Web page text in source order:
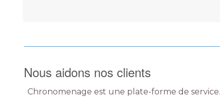
Nous aidons nos clients
Chronomenage est une plate-forme de